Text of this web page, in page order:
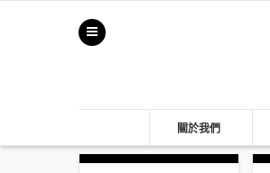
關於我們